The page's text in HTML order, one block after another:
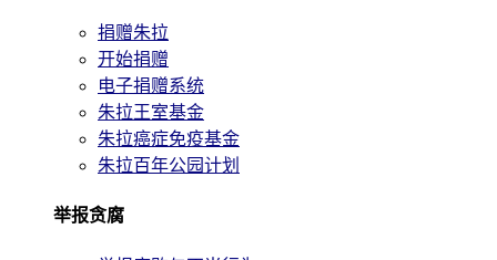
捐赠朱拉
开始捐赠
电子捐赠系统
朱拉王室基金
朱拉癌症免疫基金
朱拉百年公园计划
举报贪腐